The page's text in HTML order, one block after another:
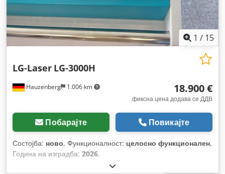
централизирана система за подмачкување,
1 / 15
Hauzenberg 1.006 km
LG-Laser LG-3000H
18.900 €
фиксна цена додава се ДДВ
Побарајте Повикајте
Состојба: ново, Функционалност: целосно функционален,
Година на изградба: 2026,